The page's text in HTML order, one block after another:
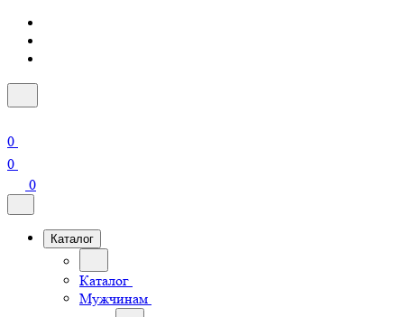
0
0
0
Каталог
Каталог
Мужчинам